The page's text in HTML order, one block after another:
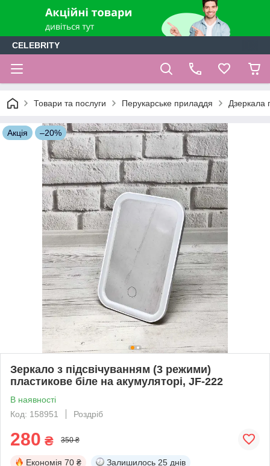
CELEBRITY
Товари та послуги Перукарське приладдя Дзеркала
Акція –20%
Зеркало з підсвічуванням (3 режими)
пластикове біле на акумуляторі, JF-222
В наявності
Код: 158951
Роздріб
280 ₴ 350 ₴
Економія 70 ₴ Залишилось 25 днів